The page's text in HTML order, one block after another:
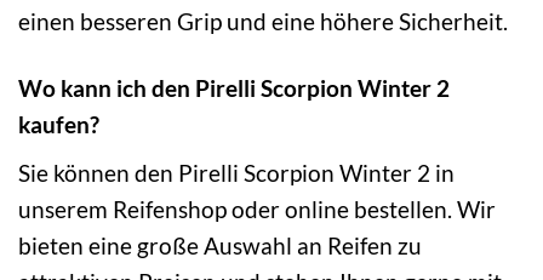
einen besseren Grip und eine höhere Sicherheit.
Wo kann ich den Pirelli Scorpion Winter 2
kaufen?
Sie können den Pirelli Scorpion Winter 2 in
unserem Reifenshop oder online bestellen. Wir
bieten eine große Auswahl an Reifen zu